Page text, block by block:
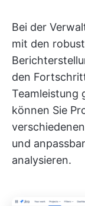
Bei der
mit den
den
Teamleistung
können Sie
und
analysieren.